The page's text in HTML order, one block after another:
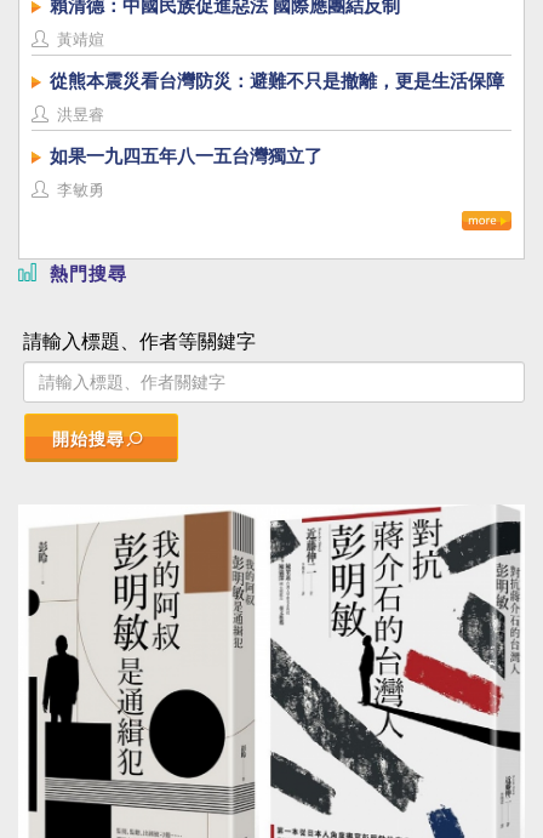
賴清德：中國民族促進惡法 國際應團結反制
黃靖媗
從熊本震災看台灣防災：避難不只是撤離，更是生活保障
洪昱睿
如果一九四五年八一五台灣獨立了
李敏勇
熱門搜尋
請輸入標題、作者等關鍵字
開始搜尋